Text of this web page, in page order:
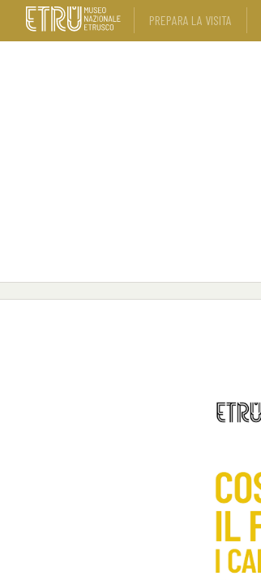
PREPARA LA VISITA